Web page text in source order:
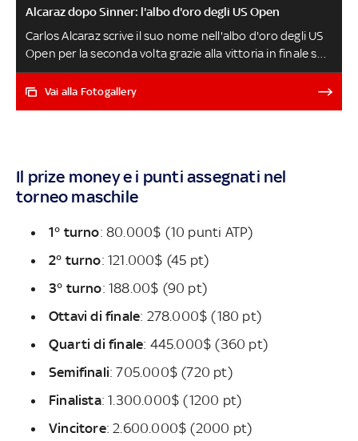
Alcaraz dopo Sinner: l'albo d'oro degli US Open
Carlos Alcaraz scrive il suo nome nell'albo d'oro degli US
Open per la seconda volta grazie alla vittoria in finale su
Jannik Sinner. L'azzurro conferma il 'tabù dei campioni' a
New York: l'ultimo ad aver confermato il titolo a Flushing
Vai alla Fotogallery
Il prize money e i punti assegnati nel
torneo maschile
1° turno: 80.000$ (10 punti ATP)
2° turno: 121.000$ (45 pt)
3° turno: 188.00$ (90 pt)
Ottavi di finale: 278.000$ (180 pt)
Quarti di finale: 445.000$ (360 pt)
Semifinali: 705.000$ (720 pt)
Finalista: 1.300.000$ (1200 pt)
Vincitore: 2.600.000$ (2000 pt)